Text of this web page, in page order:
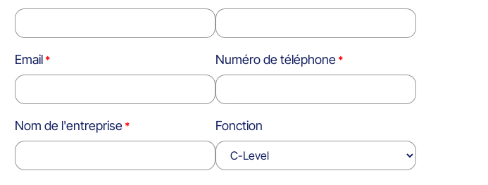
Email Numéro de téléphone
Nom de l'entreprise Fonction